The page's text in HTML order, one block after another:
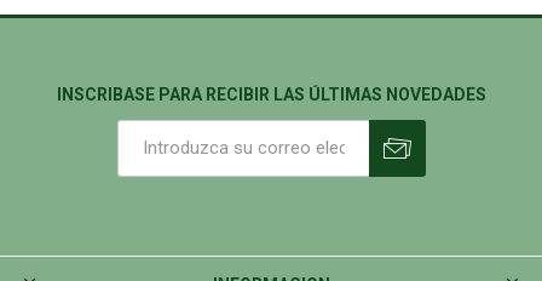
INSCRIBASE PARA RECIBIR LAS ÚLTIMAS NOVEDADES